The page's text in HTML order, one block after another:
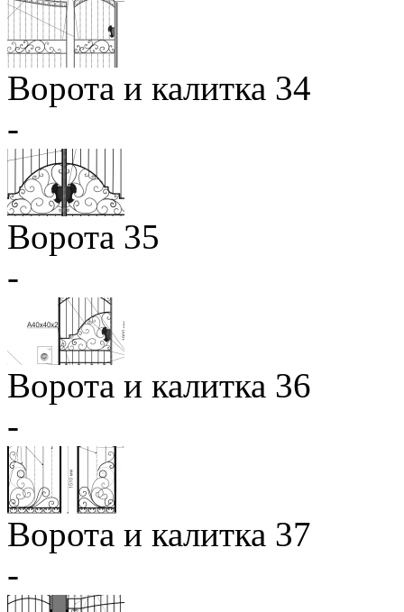
Ворота и калитка 34
-
Ворота 35
-
Ворота и калитка 36
-
Ворота и калитка 37
-